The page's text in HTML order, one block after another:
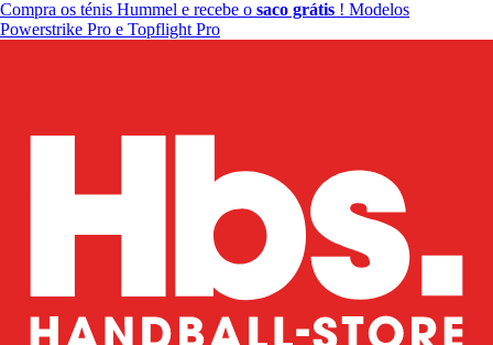
Compra os ténis Hummel e recebe o saco grátis ! Modelos
Powerstrike Pro e Topflight Pro